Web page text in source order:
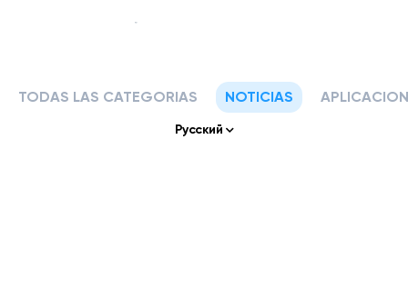
TODAS LAS CATEGORIAS NOTICIAS
Русский